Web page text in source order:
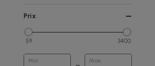
Prix
59 3400
Min Max